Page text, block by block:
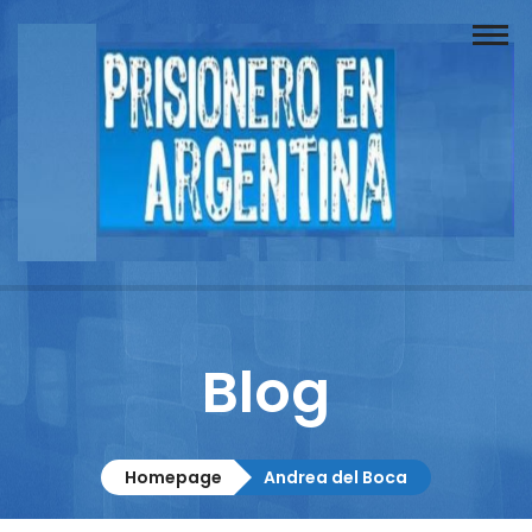
Buscador
Documentos
Columnistas
Contacto
Blog
Homepage Andrea del Boca